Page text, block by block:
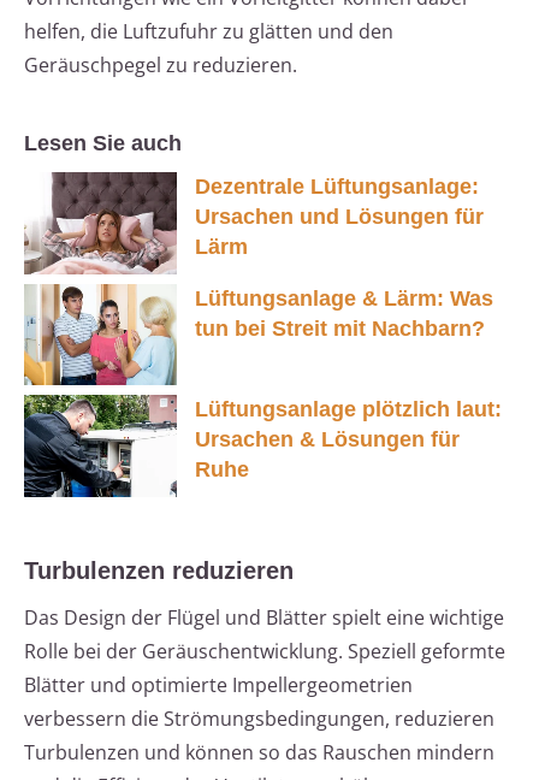
helfen, die Luftzufuhr zu glätten und den
Geräuschpegel zu reduzieren.
Lesen Sie auch
Dezentrale Lüftungsanlage:
Ursachen und Lösungen für
Lärm
Lüftungsanlage & Lärm: Was
tun bei Streit mit Nachbarn?
Lüftungsanlage plötzlich laut:
Ursachen & Lösungen für
Ruhe
Turbulenzen reduzieren
Das Design der Flügel und Blätter spielt eine wichtige
Rolle bei der Geräuschentwicklung. Speziell geformte
Blätter und optimierte Impellergeometrien
verbessern die Strömungsbedingungen, reduzieren
Turbulenzen und können so das Rauschen mindern